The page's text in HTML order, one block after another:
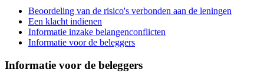
Beoordeling van de risico's verbonden aan de leningen
Een klacht indienen
Informatie inzake belangenconflicten
Informatie voor de beleggers
Informatie voor de beleggers